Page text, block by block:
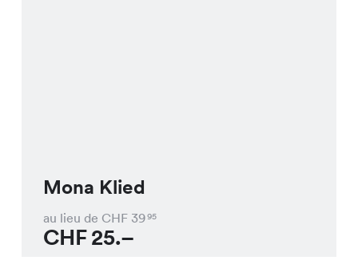
Mona Klied
au lieu de CHF 3995
CHF25.–